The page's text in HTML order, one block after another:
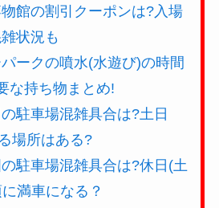
館の割引クーポンは?入場
状況も
ークの噴水(水遊び)の時間
な持ち物まとめ!
駐車場混雑具合は?土日
場所はある?
駐車場混雑具合は?休日(土
満車になる？